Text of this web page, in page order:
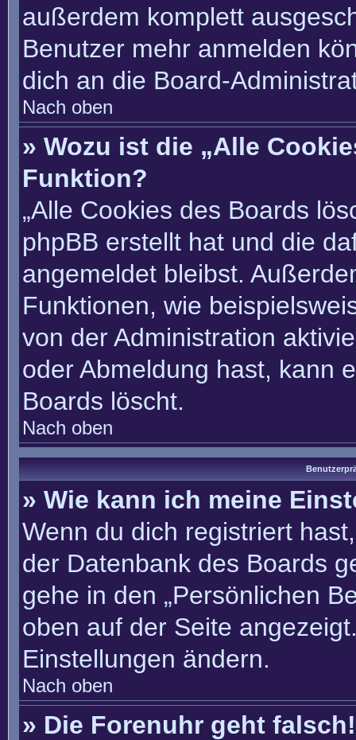
außerdem komplett
Benutzer mehr anmelden
dich an die Board-
Nach oben
» Wozu ist die „Alle
Funktion?
„Alle Cookies des Boards
phpBB erstellt hat und die
angemeldet bleibst.
Funktionen, wie
von der Administration
oder Abmeldung hast, kann
Boards löscht.
Nach oben
» Wie kann ich meine
Wenn du dich registriert
der Datenbank des Boards
gehe in den „Persönlichen
oben auf der Seite
Einstellungen ändern.
Nach oben
» Die Forenuhr geht falsch!